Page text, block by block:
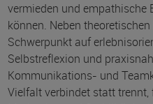
vermieden und empathische
können. Neben
Schwerpunkt auf
Selbstreflexion und
Kommunikations- und
Vielfalt verbindet statt trennt,